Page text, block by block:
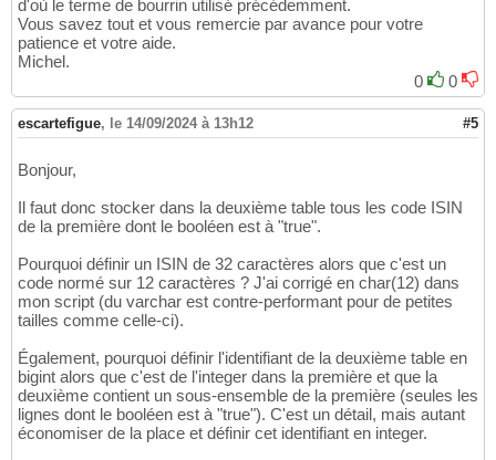
d'où le terme de bourrin utilisé précédemment.
Vous savez tout et vous remercie par avance pour votre
patience et votre aide.
Michel.
0
0
escartefigue, le 14/09/2024 à 13h12 #5
Bonjour,
Il faut donc stocker dans la deuxième table tous les code ISIN
de la première dont le booléen est à "true".
Pourquoi définir un ISIN de 32 caractères alors que c'est un
code normé sur 12 caractères ? J'ai corrigé en char(12) dans
mon script (du varchar est contre-performant pour de petites
tailles comme celle-ci).
Également, pourquoi définir l'identifiant de la deuxième table en
bigint alors que c'est de l'integer dans la première et que la
deuxième contient un sous-ensemble de la première (seules les
lignes dont le booléen est à "true"). C'est un détail, mais autant
économiser de la place et définir cet identifiant en integer.